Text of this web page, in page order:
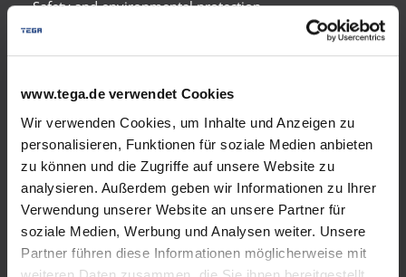
www.tega.de verwendet Cookies
Wir verwenden Cookies, um Inhalte und Anzeigen zu
personalisieren, Funktionen für soziale Medien anbieten
zu können und die Zugriffe auf unsere Website zu
analysieren. Außerdem geben wir Informationen zu Ihrer
Verwendung unserer Website an unsere Partner für
soziale Medien, Werbung und Analysen weiter. Unsere
Partner führen diese Informationen möglicherweise mit
Safety and environmental protection
Tank gas quote
Autogas
LPG in cylinders
Products
Areas of use